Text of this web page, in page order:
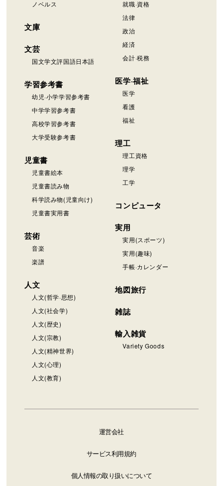
ノベルス
文庫
文芸
国文学文評国語日本語
学習参考書
幼児·小学学習参考書
中学学習参考書
高校学習参考書
大学受験参考書
児童書
児童書絵本
児童書読み物
科学読み物(児童向け)
児童書実用書
芸術
音楽
楽譜
人文
人文(哲学·思想)
人文(社会学)
人文(歴史)
人文(宗教)
人文(精神世界)
人文(心理)
人文(教育)
就職·資格
法律
政治
経済
会計·税務
医学·福祉
医学
看護
福祉
理工
理工資格
理学
工学
コンピュータ
実用
実用(スポーツ)
実用(趣味)
手帳·カレンダー
地図旅行
雑誌
輸入雑貨
Variety Goods
運営会社
サービス利用規約
個人情報の取り扱いについて